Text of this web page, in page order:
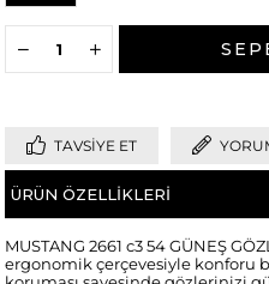
TAVSIYE ET
ÜRÜN ÖZELLIKLERI
MUSTANG 2661 c3 54 GÜNEŞ
ergonomik çerçevesiyle konforu